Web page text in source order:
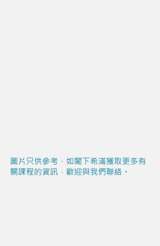
圖片只供參考，如閣下希滿獲取更多有
關課程的資訊，歡迎與我們聯絡。